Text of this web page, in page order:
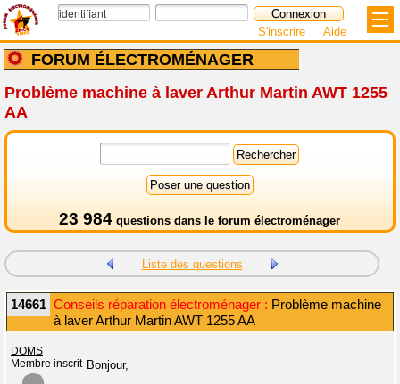
FORUM ÉLECTROMÉNAGER
S'inscrire Aide
Problème machine à laver Arthur Martin AWT 1255
AA
23 984 questions dans le forum électroménager
Liste des questions
14661 Conseils réparation électroménager : Problème machine
à laver Arthur Martin AWT 1255 AA
DOMS
Membre inscrit Bonjour,